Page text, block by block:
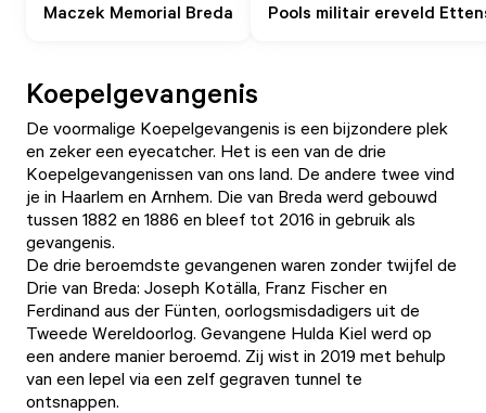
Maczek Memorial Breda Pools militair ereveld
Koepelgevangenis
De voormalige Koepelgevangenis is een bijzondere plek
en zeker een eyecatcher. Het is een van de drie
Koepelgevangenissen van ons land. De andere twee vind
je in Haarlem en Arnhem. Die van Breda werd gebouwd
tussen 1882 en 1886 en bleef tot 2016 in gebruik als
gevangenis.
De drie beroemdste gevangenen waren zonder twijfel de
Drie van Breda: Joseph Kotälla, Franz Fischer en
Ferdinand aus der Fünten, oorlogsmisdadigers uit de
Tweede Wereldoorlog. Gevangene Hulda Kiel werd op
een andere manier beroemd. Zij wist in 2019 met behulp
van een lepel via een zelf gegraven tunnel te
ontsnappen.